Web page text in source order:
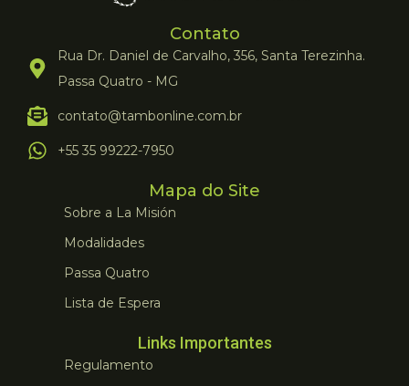
Contato
Rua Dr. Daniel de Carvalho, 356, Santa Terezinha.
Passa Quatro - MG
contato@tambonline.com.br
+55 35 99222-7950
Mapa do Site
Sobre a La Misión
Modalidades
Passa Quatro
Lista de Espera
Links Importantes
Regulamento